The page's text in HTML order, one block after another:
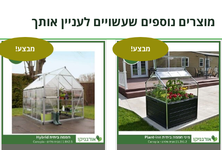
מוצרים נוספים שעשויים לעניין אותך
מבצע! מבצע!